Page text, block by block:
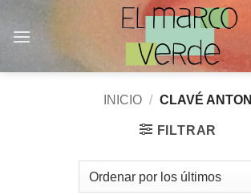
INICIO / CLAVÉ ANTONI
FILTRAR